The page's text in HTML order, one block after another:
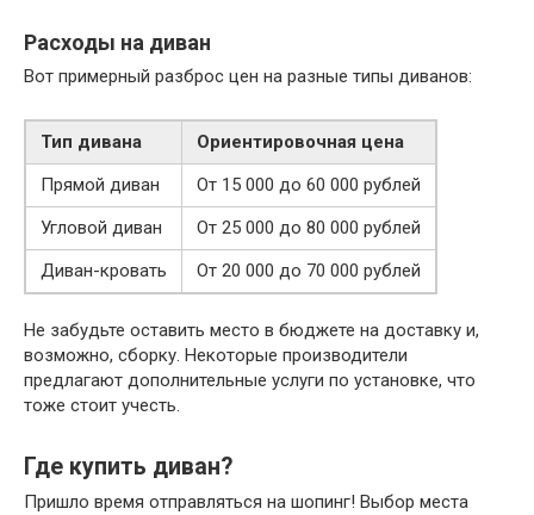
Расходы на диван
Вот примерный разброс цен на разные типы диванов:
Тип дивана
Ориентировочная цена
Прямой диван
От 15 000 до 60 000 рублей
Угловой диван
От 25 000 до 80 000 рублей
Диван-кровать
От 20 000 до 70 000 рублей
Не забудьте оставить место в бюджете на доставку и,
возможно, сборку. Некоторые производители
предлагают дополнительные услуги по установке, что
тоже стоит учесть.
Где купить диван?
Пришло время отправляться на шопинг! Выбор места